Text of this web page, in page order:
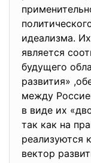
идеализма.
является
будущего
развития»
между
в виде их
так как на
реализуются
вектор